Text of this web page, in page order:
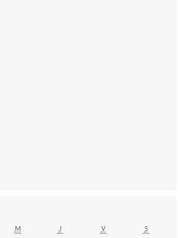
M J V S